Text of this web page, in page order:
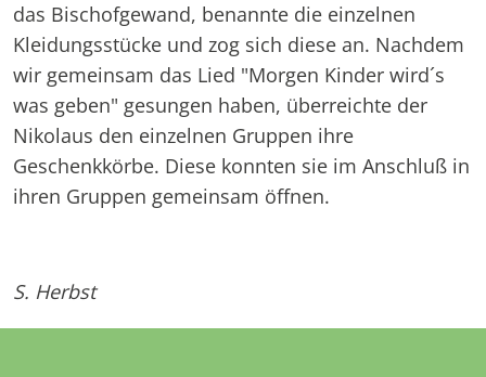
das Bischofgewand, benannte die einzelnen
Kleidungsstücke und zog sich diese an. Nachdem
wir gemeinsam das Lied "Morgen Kinder wird´s
was geben" gesungen haben, überreichte der
Nikolaus den einzelnen Gruppen ihre
Geschenkkörbe. Diese konnten sie im Anschluß in
ihren Gruppen gemeinsam öffnen.
S. Herbst